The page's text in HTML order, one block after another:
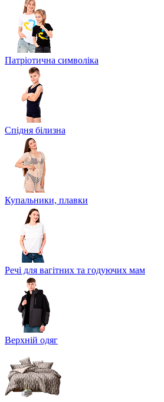
Патріотична символіка
Спідня білизна
Купальники, плавки
Речі для вагітних та годуючих мам
Верхній одяг